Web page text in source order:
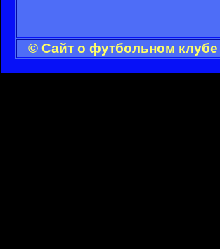
© Сайт о футбольном